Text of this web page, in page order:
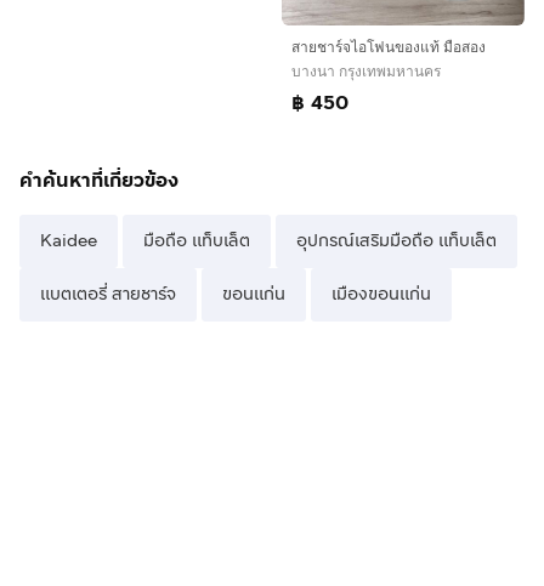
สายชาร์จไอโฟนของแท้ มือสอง
บางนา กรุงเทพมหานคร
฿ 450
คำค้นหาที่เกี่ยวข้อง
Kaidee มือถือ แท็บเล็ต อุปกรณ์เสริมมือถือ แท็บเล็ต
แบตเตอรี่ สายชาร์จ ขอนแก่น เมืองขอนแก่น